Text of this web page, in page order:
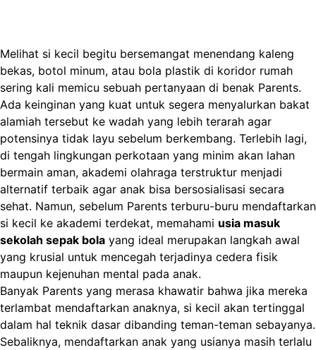
Melihat si kecil begitu bersemangat menendang kaleng
bekas, botol minum, atau bola plastik di koridor rumah
sering kali memicu sebuah pertanyaan di benak Parents.
Ada keinginan yang kuat untuk segera menyalurkan bakat
alamiah tersebut ke wadah yang lebih terarah agar
potensinya tidak layu sebelum berkembang. Terlebih lagi,
di tengah lingkungan perkotaan yang minim akan lahan
bermain aman, akademi olahraga terstruktur menjadi
alternatif terbaik agar anak bisa bersosialisasi secara
sehat. Namun, sebelum Parents terburu-buru mendaftarkan
si kecil ke akademi terdekat, memahami usia masuk
sekolah sepak bola yang ideal merupakan langkah awal
yang krusial untuk mencegah terjadinya cedera fisik
maupun kejenuhan mental pada anak.
Banyak Parents yang merasa khawatir bahwa jika mereka
terlambat mendaftarkan anaknya, si kecil akan tertinggal
dalam hal teknik dasar dibanding teman-teman sebayanya.
Sebaliknya, mendaftarkan anak yang usianya masih terlalu